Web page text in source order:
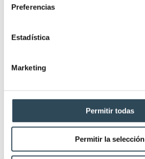
Preferencias
Estadística
Marketing
Permitir todas
Permitir la selección